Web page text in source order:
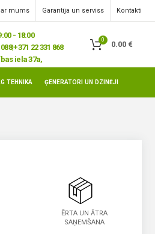
mums Garantija un serviss Kontakti
- 18:00
22 331 868
iela 37a,
0
0.00 €
TEHNIKA ĢENERATORI UN DZINĒJI
ĒRTA UN ĀTRA
SAŅEMŠANA